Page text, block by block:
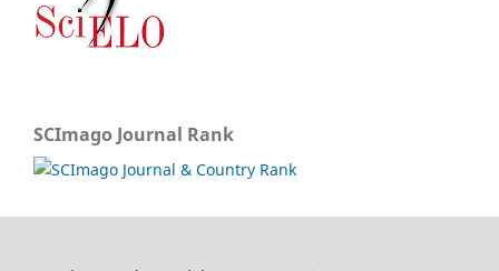
SCImago Journal Rank